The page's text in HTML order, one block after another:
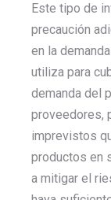
Este tipo de
precaución
en la
utiliza para
demanda del
proveedores,
imprevistos
productos en
a mitigar el